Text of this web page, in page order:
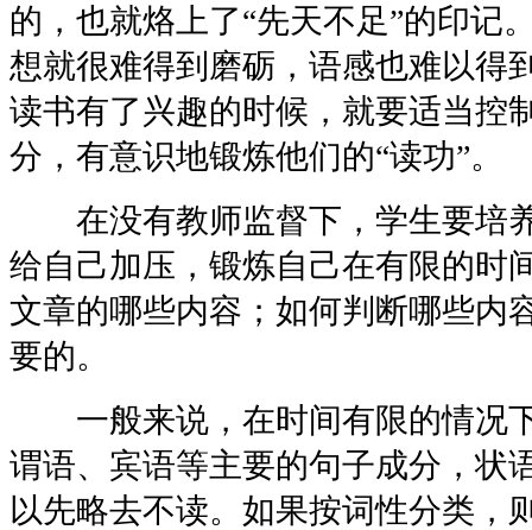
的，也就烙上了“先天不足”的印记
想就很难得到磨砺，语感也难以得
读书有了兴趣的时候，就要适当控
分，有意识地锻炼他们的“读功”。
在没有教师监督下，学生要培
给自己加压，锻炼自己在有限的时
文章的哪些内容；如何判断哪些内
要的。
一般来说，在时间有限的情况
谓语、宾语等主要的句子成分，状
以先略去不读。如果按词性分类，